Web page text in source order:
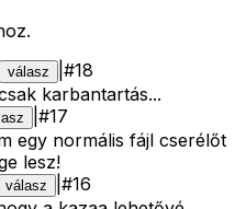
válasz #18
karbantartás...
#17
egy normális fájl cserélőt
lesz!
válasz #16